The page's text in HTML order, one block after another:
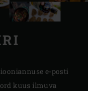
e-posti
kuus ilmuva